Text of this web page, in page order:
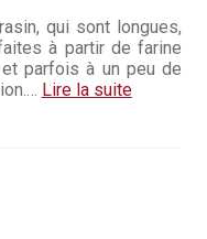
qui sont longues,
à partir de farine
parfois à un peu de
Lire la suite